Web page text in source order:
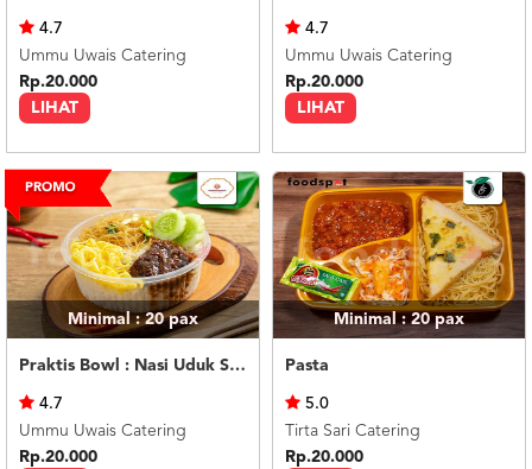
LIHAT
4.7
Ummu Uwais Catering
Rp.20.000
LIHAT
4.7
Ummu Uwais Catering
Rp.20.000
Minimal : 20pax
Praktis Bowl : Nasi Uduk Semur Daging
4.7
Ummu Uwais Catering
Rp.20.000
Minimal : 20 pax
Pasta
5.0
Tirta Sari Catering
Rp.20.000